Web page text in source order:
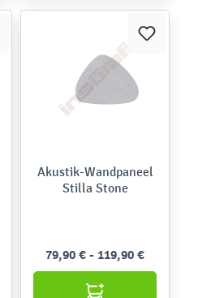
Akustik-Wandpaneel
Stilla Stone
79,90 € - 119,90 €